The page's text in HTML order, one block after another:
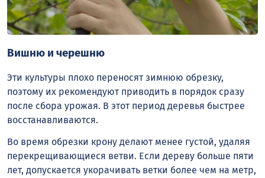
Вишню и черешню
Эти культуры плохо переносят зимнюю обрезку,
поэтому их рекомендуют приводить в порядок сразу
после сбора урожая. В этот период деревья быстрее
восстанавливаются.
Во время обрезки крону делают менее густой, удаляя
перекрещивающиеся ветви. Если дереву больше пяти
лет, допускается укорачивать ветки более чем на метр,